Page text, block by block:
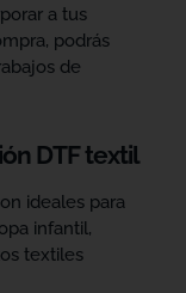
a tus
podrás
de
DTF textil
ideales para
infantil,
textiles